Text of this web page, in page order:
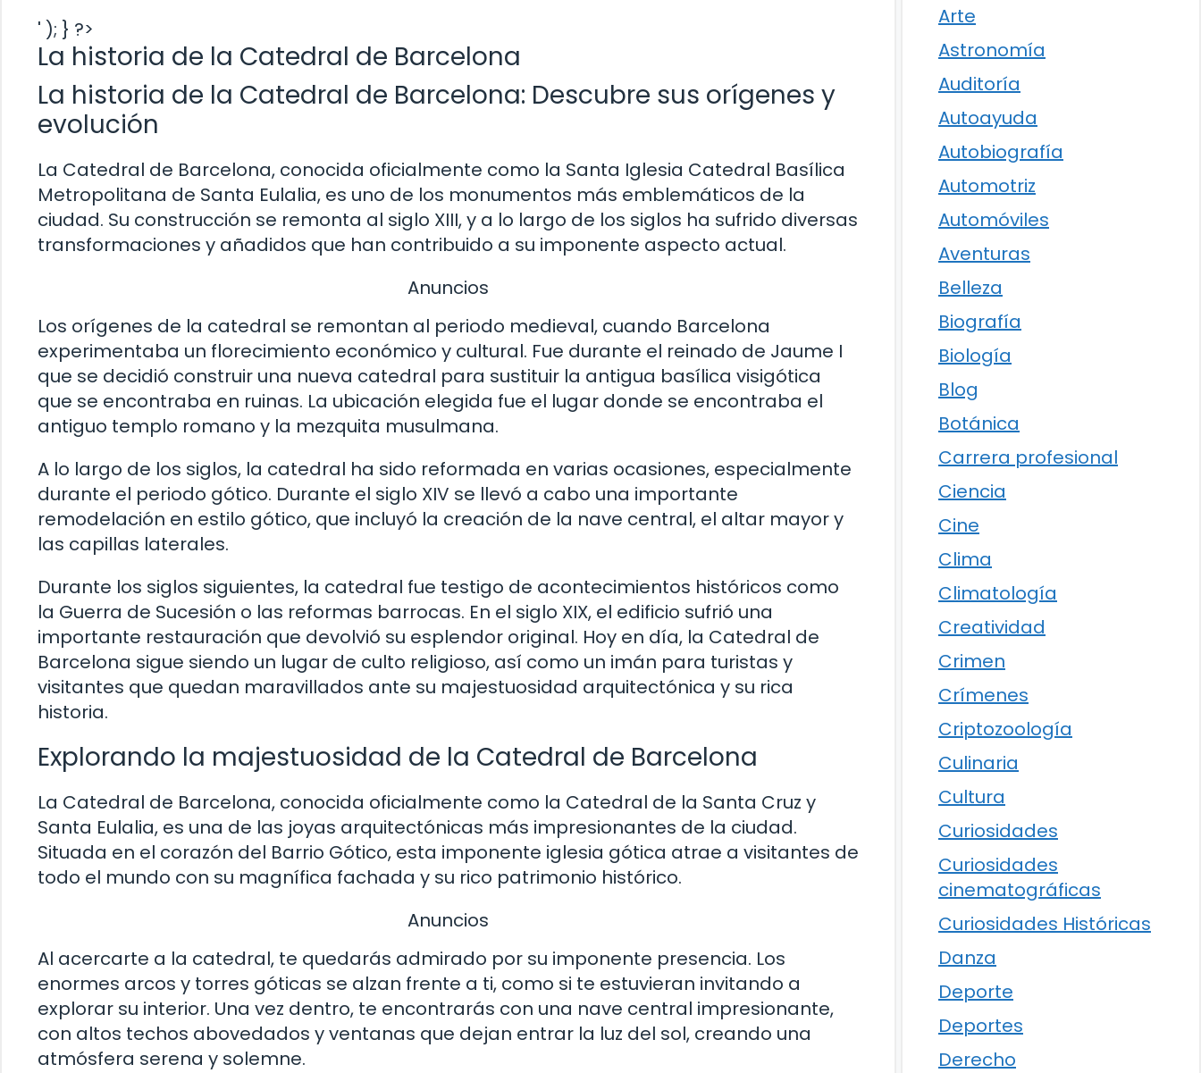
' ); } ?>
La historia de la Catedral de Barcelona
La historia de la Catedral de Barcelona: Descubre sus orígenes y
evolución
La Catedral de Barcelona, conocida oficialmente como la Santa Iglesia Catedral Basílica
Metropolitana de Santa Eulalia, es uno de los monumentos más emblemáticos de la
ciudad. Su construcción se remonta al siglo XIII, y a lo largo de los siglos ha sufrido diversas
transformaciones y añadidos que han contribuido a su imponente aspecto actual.
Anuncios
Los orígenes de la catedral se remontan al periodo medieval, cuando Barcelona
experimentaba un florecimiento económico y cultural. Fue durante el reinado de Jaume I
que se decidió construir una nueva catedral para sustituir la antigua basílica visigótica
que se encontraba en ruinas. La ubicación elegida fue el lugar donde se encontraba el
antiguo templo romano y la mezquita musulmana.
A lo largo de los siglos, la catedral ha sido reformada en varias ocasiones, especialmente
durante el periodo gótico. Durante el siglo XIV se llevó a cabo una importante
remodelación en estilo gótico, que incluyó la creación de la nave central, el altar mayor y
las capillas laterales.
Durante los siglos siguientes, la catedral fue testigo de acontecimientos históricos como
la Guerra de Sucesión o las reformas barrocas. En el siglo XIX, el edificio sufrió una
importante restauración que devolvió su esplendor original. Hoy en día, la Catedral de
Barcelona sigue siendo un lugar de culto religioso, así como un imán para turistas y
visitantes que quedan maravillados ante su majestuosidad arquitectónica y su rica
historia.
Explorando la majestuosidad de la Catedral de Barcelona
La Catedral de Barcelona, conocida oficialmente como la Catedral de la Santa Cruz y
Santa Eulalia, es una de las joyas arquitectónicas más impresionantes de la ciudad.
Situada en el corazón del Barrio Gótico, esta imponente iglesia gótica atrae a visitantes de
todo el mundo con su magnífica fachada y su rico patrimonio histórico.
Anuncios
Al acercarte a la catedral, te quedarás admirado por su imponente presencia. Los
enormes arcos y torres góticas se alzan frente a ti, como si te estuvieran invitando a
explorar su interior. Una vez dentro, te encontrarás con una nave central impresionante,
con altos techos abovedados y ventanas que dejan entrar la luz del sol, creando una
atmósfera serena y solemne.
Arte
Astronomía
Auditoría
Autoayuda
Autobiografía
Automotriz
Automóviles
Aventuras
Belleza
Biografía
Biología
Blog
Botánica
Carrera profesional
Ciencia
Cine
Clima
Climatología
Creatividad
Crimen
Crímenes
Criptozoología
Culinaria
Cultura
Curiosidades
Curiosidades
cinematográficas
Curiosidades Históricas
Danza
Deporte
Deportes
Derecho